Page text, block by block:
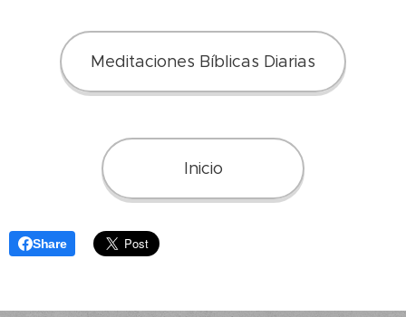
Meditaciones Bíblicas Diarias
Inicio
Share